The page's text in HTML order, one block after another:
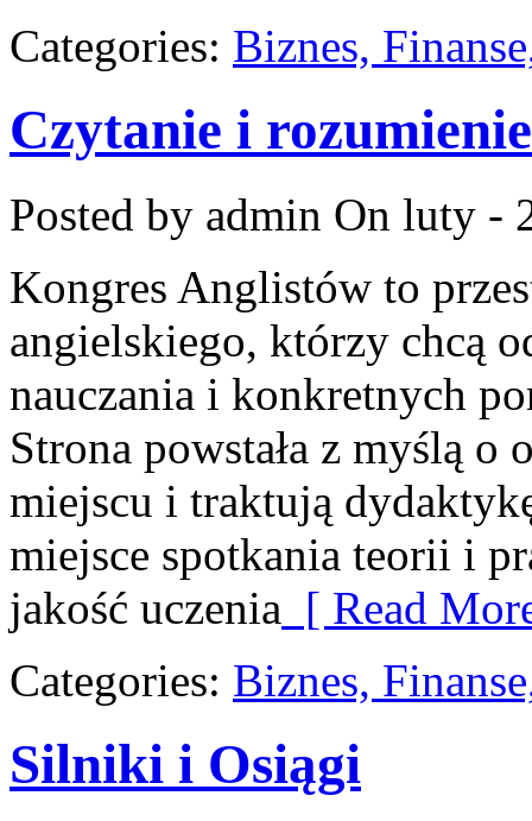
Categories: Biznes,
Czytanie i
Posted by admin On luty -
Kongres Anglistów to
angielskiego, którzy chcą
nauczania i konkretnych
Strona powstała z myślą o
miejscu i traktują
miejsce spotkania teorii i
jakość uczenia [ Read
Categories: Biznes,
Silniki i Osiągi